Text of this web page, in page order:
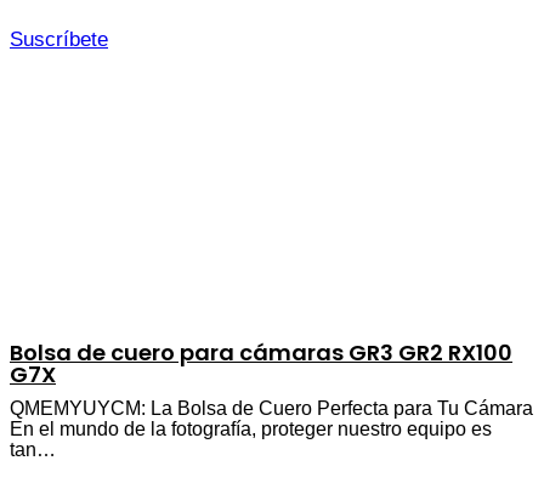
Suscríbete
Bolsa de cuero para cámaras GR3 GR2 RX100
G7X
QMEMYUYCM: La Bolsa de Cuero Perfecta para Tu Cámara
En el mundo de la fotografía, proteger nuestro equipo es
tan…